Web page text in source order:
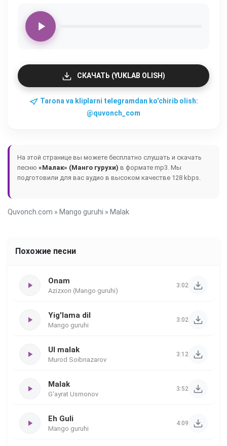
СКАЧАТЬ (YUKLAB OLISH)
Tarona va kliplarni telegramdan ko'chirib olish:
@quvonch_com
На этой странице вы можете бесплатно слушать и скачать
песню «Малак» (Манго гурухи) в формате mp3. Мы
подготовили для вас аудио в высоком качестве 128 kbps.
Quvonch.com » Mango guruhi » Malak
Похожие песни
Onam
Azizxon (Mango guruhi)
3:02
Yig'lama dil
Mango guruhi
3:02
Ul malak
Murod Soibnazarov
3:12
Malak
G'ayrat Usmonov
3:52
Eh Guli
Mango guruhi
4:09